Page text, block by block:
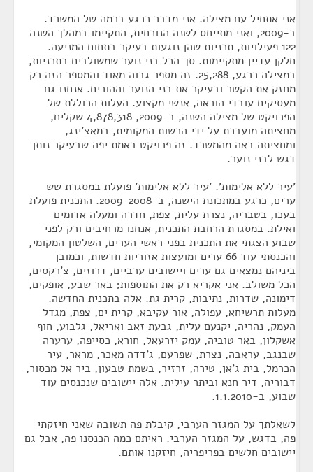
אני אתחיל עם מצילה. אני מדבר כרגע ברמה של המשרד.
ב-2009, ואני מתייחס לשנה הנוכחית, התקיימו במהלך השנה
122 פעילויות, תכניות שהן נוגעות בעיקר בתחום המניעה.
חלקן עדיין מתקיימות. סך הכל בני נוער שמשולבים בתכניות,
במצילה כרגע, 25,288. זה מספר גבוה מאוד והמספר הזה רק
מחזק את הקשר ובעיקר את בני הנוער וההורים. אנחנו גם
מעסיקים עובדי הוראה, אנשי מקצוע. העלות הכוללת של
הפרויקט של מצילה השנה, ב-2009, 4,878,318 שקלים,
מחציתה מועברת על ידי הרשות המקומית, במאצ'ינג,
ומחציתה באה מהמשרד. זה פרויקט באמת יפה שבעיקר נותן
דגש לבני נוער.
'עיר ללא אלימות'. 'עיר ללא אלימות' פועלת במסגרת שש
ערים, כרגע במתכונת הישנה, ב-2009-2008. התכנית פועלת
בעכו, בטבריה, נצרת עלית, צפת, חדרה ומעלה אדומים
ואילת. במסגרת הרחבת התכנית, אנחנו מרחיבים ורק לפני
שבוע הצגתי את התכנית בפני ראשי הערים, השלטון המקומי,
והכנסתי עוד 66 ערים ומועצות אזוריות חדשות, וכמובן
ביניהם נמצאים גם ערים ויישובים ערביים, דרוזים, צ'רקסים,
הכל משולב. אני אקריא רק את התוספות; באר שבע, אופקים,
דימונה, שדרות, נתיבות, קרית גת. אלה בתכנית החדשה.
מעלות תרשיחא, עפולה, אור עקיבא, קרית ים, צפת, מגדל
העמק, נהריה, יקנעם עלית, גבעת זאב ואריאל, גלבוע, חוף
אשקלון, באר טוביה, עמק יזרעאל, חורא, כסייפה, ערערה
שבנגב, עראבה, נצרת, שפרעם, ג'דדה מאכר, מראר, עיר
הכרמל, בית ג'אן, טירה, זרזיר, בשמת טבעון, ביר אל מכסור,
דבוריה, דיר חנא וביתר עילית. אלה יישובים שנכנסים עוד
שבוע, ב-1.1.2010.
לשאלתך על המגזר הערבי, קיבלת פה תשובה שאני חיזקתי
פה, בדגש, על המגזר הערבי. ראיתם כמה הכנסנו פה, אבל גם
יישובים חלשים בפריפריה, חיזקנו אותם.